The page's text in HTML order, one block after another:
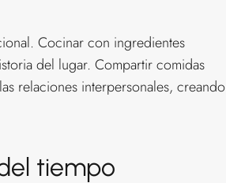
Cocinar con ingredientes
del lugar. Compartir comidas
relaciones interpersonales, creando
tiempo